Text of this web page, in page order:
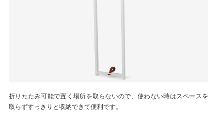
折りたたみ可能で置く場所を取らないので、使わない時はスペースを
取らずすっきりと収納できて便利です。